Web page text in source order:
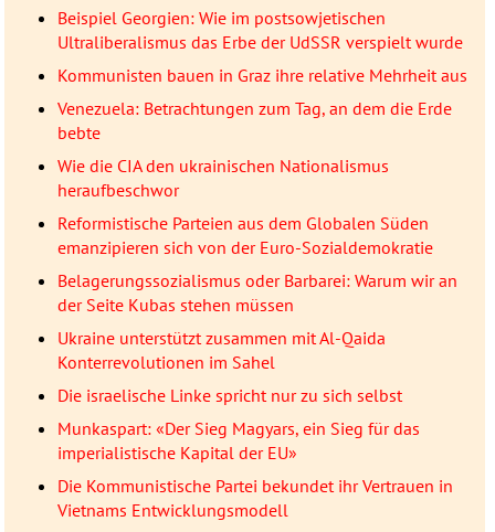
Beispiel Georgien: Wie im postsowjetischen
Ultraliberalismus das Erbe der UdSSR verspielt wurde
Kommunisten bauen in Graz ihre relative Mehrheit aus
Venezuela: Betrachtungen zum Tag, an dem die Erde
bebte
Wie die CIA den ukrainischen Nationalismus
heraufbeschwor
Reformistische Parteien aus dem Globalen Süden
emanzipieren sich von der Euro-Sozialdemokratie
Belagerungssozialismus oder Barbarei: Warum wir an
der Seite Kubas stehen müssen
Ukraine unterstützt zusammen mit Al-Qaida
Konterrevolutionen im Sahel
Die israelische Linke spricht nur zu sich selbst
Munkaspart: «Der Sieg Magyars, ein Sieg für das
imperialistische Kapital der EU»
Die Kommunistische Partei bekundet ihr Vertrauen in
Vietnams Entwicklungsmodell